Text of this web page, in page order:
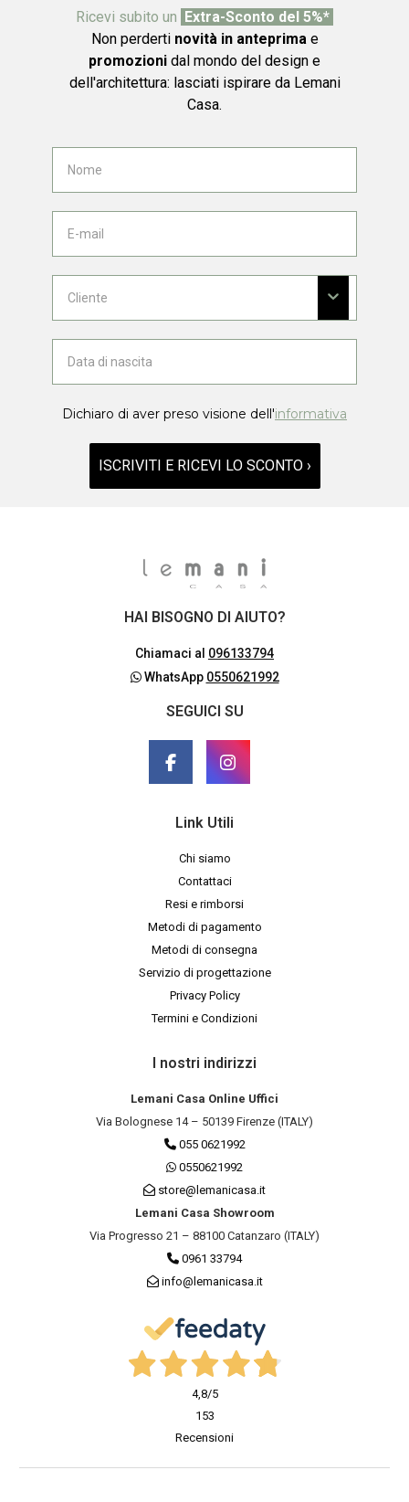
Ricevi subito un Extra-Sconto del 5%*
Non perderti novità in anteprima e
promozioni dal mondo del design e
dell'architettura: lasciati ispirare da Lemani
Casa.
Dichiaro di aver preso visione dell'informativa
ISCRIVITI E RICEVI LO SCONTO ›
HAI BISOGNO DI AIUTO?
Chiamaci al 096133794
WhatsApp 0550621992
SEGUICI SU
Link Utili
Chi siamo
Contattaci
Resi e rimborsi
Metodi di pagamento
Metodi di consegna
Servizio di progettazione
Privacy Policy
Termini e Condizioni
I nostri indirizzi
Lemani Casa Online Uffici
Via Bolognese 14 – 50139 Firenze (ITALY)
055 0621992
0550621992
store@lemanicasa.it
Lemani Casa Showroom
Via Progresso 21 – 88100 Catanzaro (ITALY)
0961 33794
info@lemanicasa.it
4,8/5
153
Recensioni